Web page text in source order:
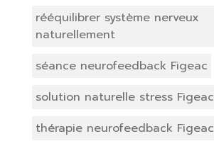
rééquilibrer système nerveux
naturellement
séance neurofeedback Figeac
solution naturelle stress Figeac
thérapie neurofeedback Figeac